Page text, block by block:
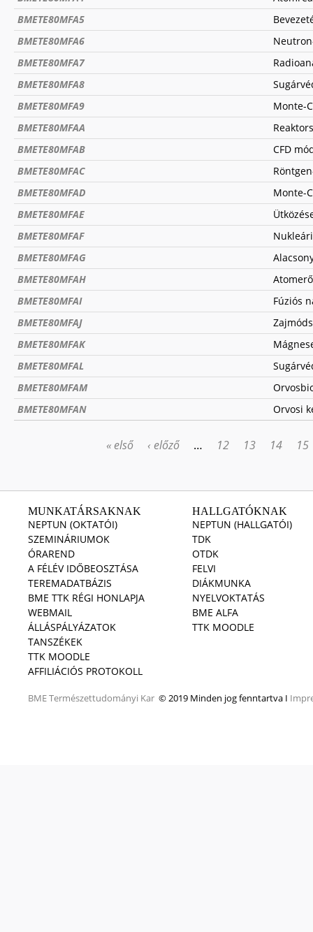
BMETE80MFA5
BMETE80MFA6
BMETE80MFA7
BMETE80MFA8
BMETE80MFA9
Monte-
BMETE80MFAA
BMETE80MFAB
CFD
BMETE80MFAC
BMETE80MFAD
Monte-
BMETE80MFAE
BMETE80MFAF
BMETE80MFAG
BMETE80MFAH
BMETE80MFAI
Fúziós
BMETE80MFAJ
BMETE80MFAK
BMETE80MFAL
BMETE80MFAM
BMETE80MFAN
Orvosi
« első ‹ előző … 12 13 14 15
MUNKATÁRSAKNAK
NEPTUN (OKTATÓI)
SZEMINÁRIUMOK
ÓRAREND
A FÉLÉV IDŐBEOSZTÁSA
TEREMADATBÁZIS
BME TTK RÉGI HONLAPJA
WEBMAIL
ÁLLÁSPÁLYÁZATOK
TANSZÉKEK
TTK MOODLE
AFFILIÁCIÓS PROTOKOLL
BMETermészettudományi Kar © 2019 Minden jog fenntartva I
HALLGATÓKNAK
NEPTUN (HALLGATÓI)
TDK
OTDK
FELVI
DIÁKMUNKA
NYELVOKTATÁS
BME ALFA
TTK MOODLE